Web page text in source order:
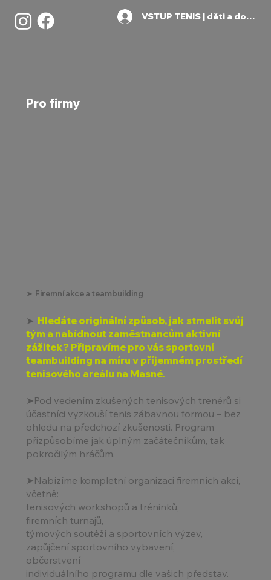
VSTUP TENIS | děti a dospělí
Pro firmy
➤ Firemní akce a teambuilding
➤ Hledáte originální způsob, jak stmelit svůj
tým a nabídnout zaměstnancům aktivní
zážitek? Připravíme pro vás sportovní
teambuilding na míru v příjemném prostředí
tenisového areálu na Masné.
➤ Pod vedením zkušených tenisových trenérů si
účastníci vyzkouší tenis zábavnou formou – bez
ohledu na předchozí zkušenosti. Program
přizpůsobíme jak úplným začátečníkům, tak
pokročilým hráčům.
➤ Nabízíme kompletní organizaci firemních akcí,
včetně:
⁠tenisových workshopů a tréninků,
⁠firemních turnajů,
⁠týmových soutěží a sportovních výzev,
⁠zapůjčení sportovního vybavení,
⁠občerstvení
⁠individuálního programu dle vašich představ.